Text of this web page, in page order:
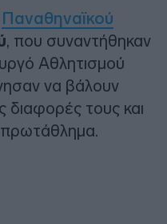
Παναθηναϊκού
, που συναντήθηκαν
Αθλητισμού
να βάλουν
διαφορές τους και